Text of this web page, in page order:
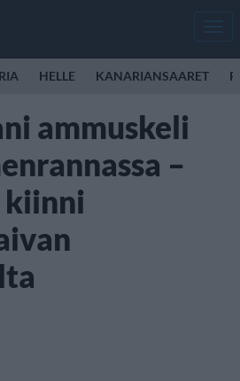
HELLE KANARIANSAARET
ammuskeli
–